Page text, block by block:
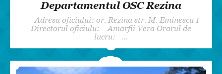
Departamentul OSC Rezina
Adresa oficiului: or. Rezina str. M. Eminescu 1
Directorul oficiulu: Amarfii Vera Orarul de
lucru: …